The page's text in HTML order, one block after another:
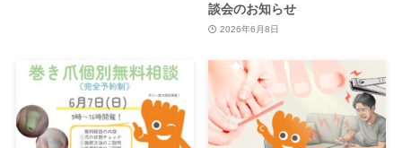
談会のお知らせ
2026年6月8日